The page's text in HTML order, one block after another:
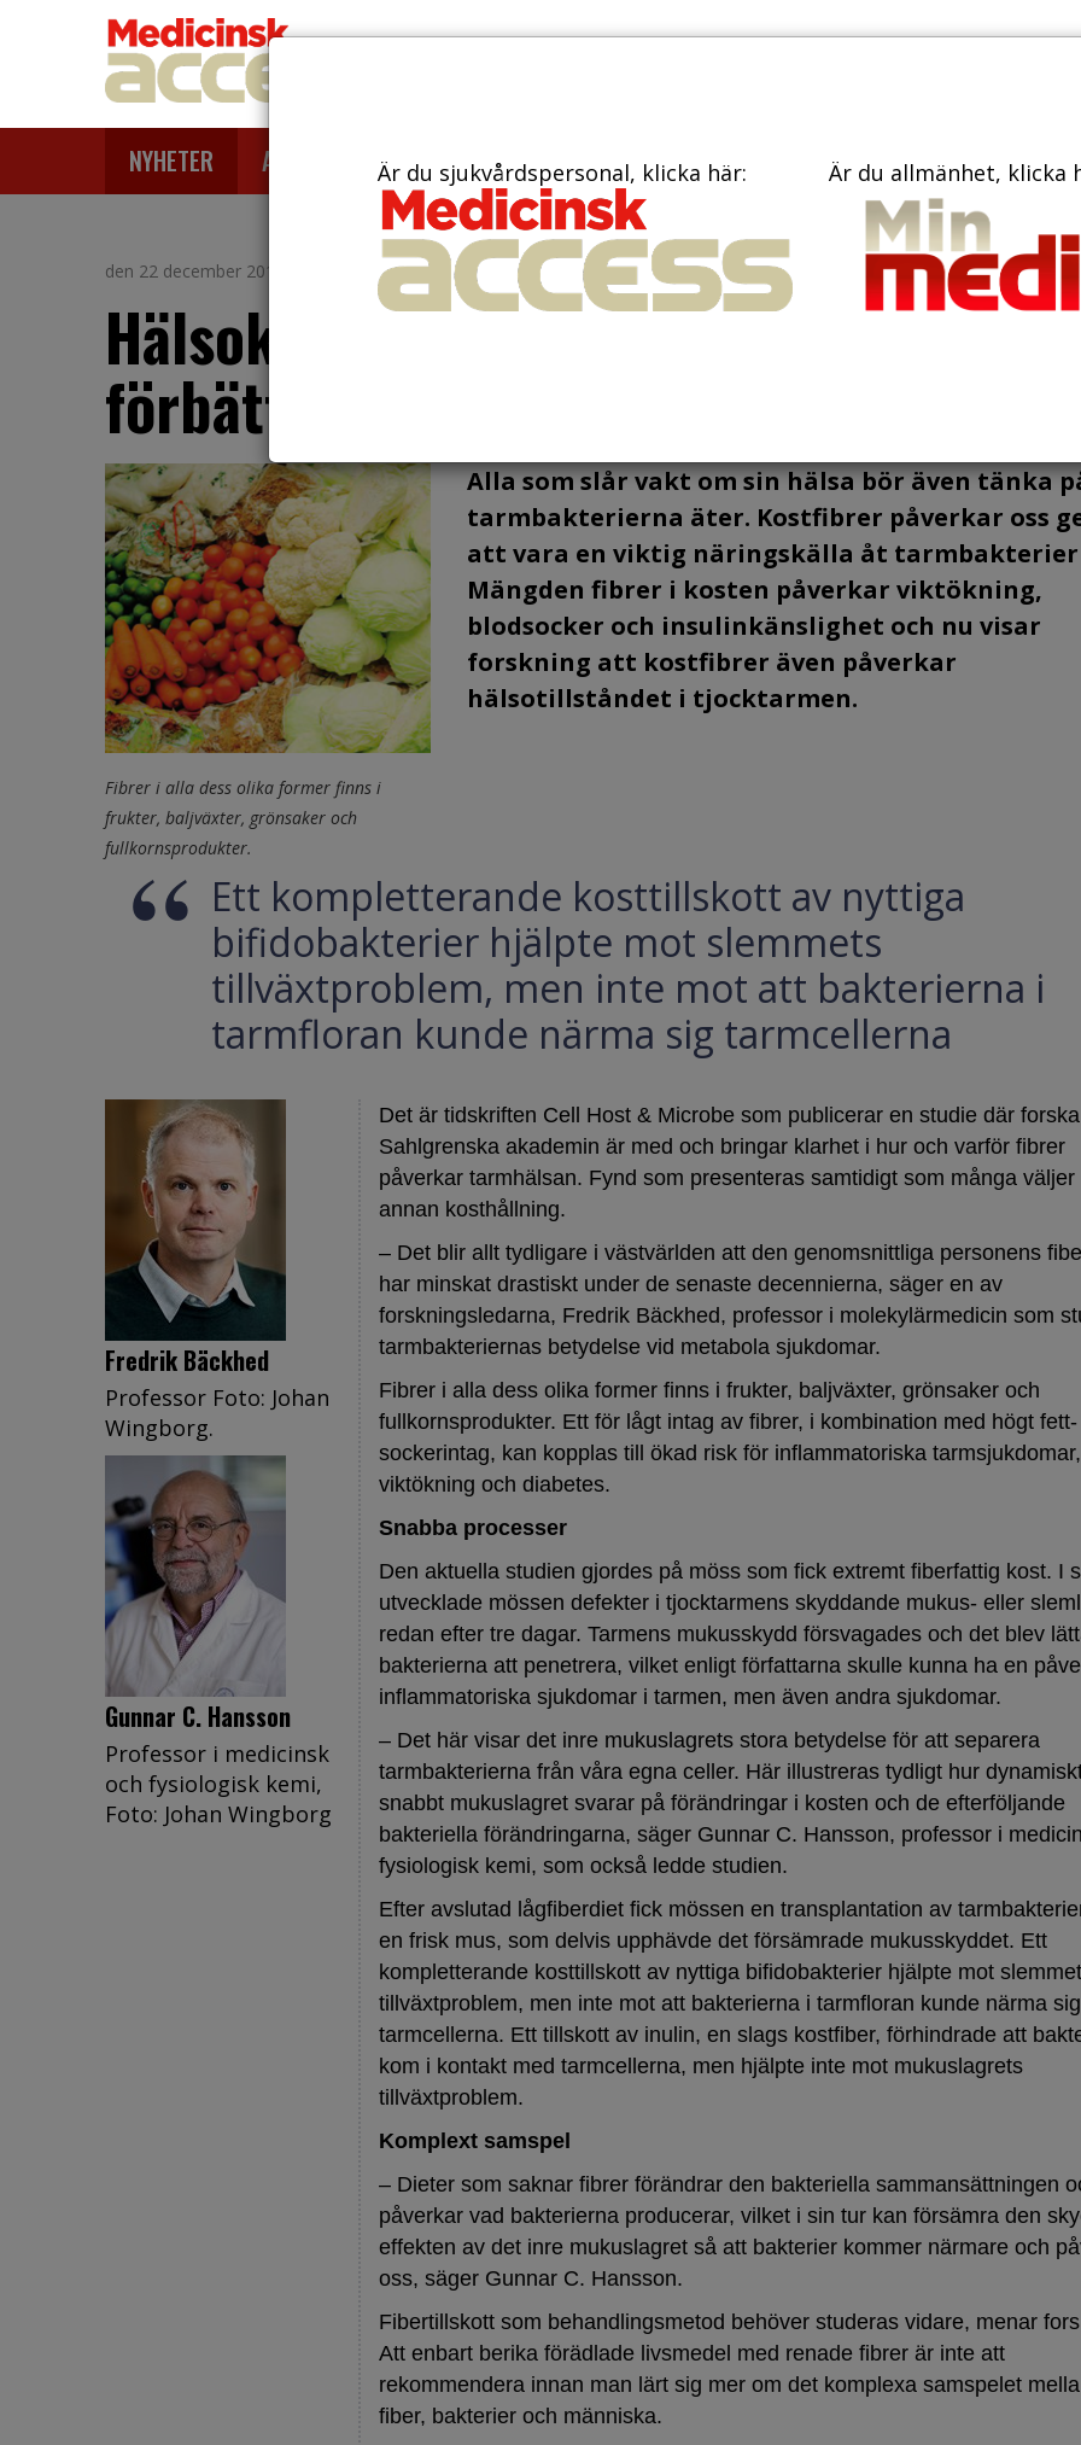
NYHETER ARTIKLAR AKTUELLT TIDNINGAR BÖCKER KONTAKT
den 22 december 2017
Hälsokost för tarmbakterierna
förbättrar skyddet i tarmen
Fibrer i alla dess olika former finns i
frukter, baljväxter, grönsaker och
fullkornsprodukter.
Alla som slår vakt om sin hälsa bör även tänka
tarmbakterierna äter. Kostfibrer påverkar oss
att vara en viktig näringskälla åt
Mängden fibrer i kosten påverkar viktökning,
blodsocker och insulinkänslighet och nu visar
forskning att kostfibrer även påverkar
hälsotillståndet i tjocktarmen.
Ett kompletterande kosttillskott av nyttiga
bifidobakterier hjälpte mot slemmets
tillväxtproblem, men inte mot att bakterierna i
tarmfloran kunde närma sig tarmcellerna
Fredrik Bäckhed
Professor Foto: Johan
Wingborg.
Gunnar C. Hansson
Professor i medicinsk
och fysiologisk kemi,
Foto: Johan Wingborg
Det är tidskriften Cell Host & Microbe som publicerar en studie där
Sahlgrenska akademin är med och bringar klarhet i hur och varför fibrer
påverkar tarmhälsan. Fynd som presenteras samtidigt som många väljer
annan kosthållning.
– Det blir allt tydligare i västvärlden att den genomsnittliga personens
har minskat drastiskt under de senaste decennierna, säger en av
forskningsledarna, Fredrik Bäckhed, professor i molekylärmedicin som
tarmbakteriernas betydelse vid metabola sjukdomar.
Fibrer i alla dess olika former finns i frukter, baljväxter, grönsaker och
fullkornsprodukter. Ett för lågt intag av fibrer, i kombination med högt
sockerintag, kan kopplas till ökad risk för inflammatoriska tarmsjukdomar,
viktökning och diabetes.
Snabba processer
Den aktuella studien gjordes på möss som fick extremt fiberfattig kost. I
utvecklade mössen defekter i tjocktarmens skyddande mukus- eller
redan efter tre dagar. Tarmens mukusskydd försvagades och det blev
bakterierna att penetrera, vilket enligt författarna skulle kunna ha en
inflammatoriska sjukdomar i tarmen, men även andra sjukdomar.
– Det här visar det inre mukuslagrets stora betydelse för att separera
tarmbakterierna från våra egna celler. Här illustreras tydligt hur
snabbt mukuslagret svarar på förändringar i kosten och de efterföljande
bakteriella förändringarna, säger Gunnar C. Hansson, professor i
fysiologisk kemi, som också ledde studien.
Efter avslutad lågfiberdiet fick mössen en transplantation av
en frisk mus, som delvis upphävde det försämrade mukusskyddet. Ett
kompletterande kosttillskott av nyttiga bifidobakterier hjälpte mot
tillväxtproblem, men inte mot att bakterierna i tarmfloran kunde närma sig
tarmcellerna. Ett tillskott av inulin, en slags kostfiber, förhindrade att
kom i kontakt med tarmcellerna, men hjälpte inte mot mukuslagrets
tillväxtproblem.
Komplext samspel
– Dieter som saknar fibrer förändrar den bakteriella sammansättningen
påverkar vad bakterierna producerar, vilket i sin tur kan försämra den
effekten av det inre mukuslagret så att bakterier kommer närmare och
oss, säger Gunnar C. Hansson.
Fibertillskott som behandlingsmetod behöver studeras vidare, menar
Att enbart berika förädlade livsmedel med renade fibrer är inte att
rekommendera innan man lärt sig mer om det komplexa samspelet
fiber, bakterier och människa.
Är du sjukvårdspersonal, klicka här: Är du allmänhet, klicka